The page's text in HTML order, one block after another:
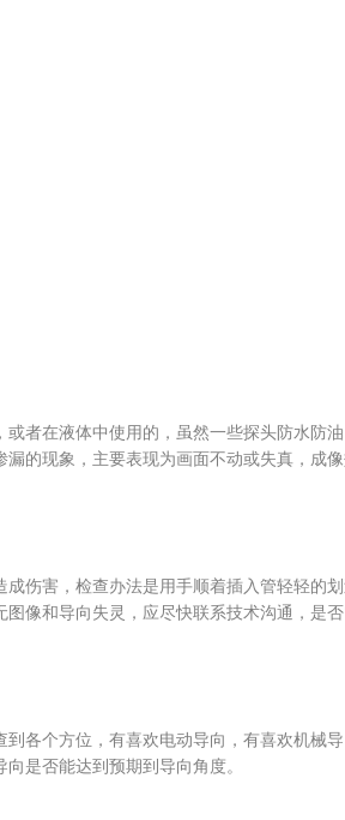
者在液体中使用的，虽然一些探头防水防油
的现象，主要表现为画面不动或失真，成
伤害，检查办法是用手顺着插入管轻轻的
像和导向失灵，应尽快联系技术沟通，是
各个方位，有喜欢电动导向，有喜欢机械导
是否能达到预期到导向角度。